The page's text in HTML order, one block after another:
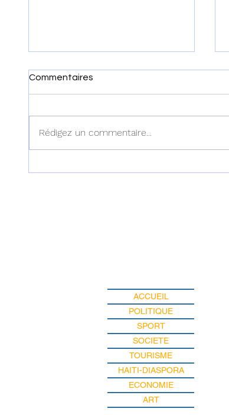
examens officiels enlevés
Commentaires
Rédigez un commentaire...
ACCUEIL
POLITIQUE
SPORT
SOCIETE
TOURISME
HAITI-DIASPORA
ECONOMIE
ART